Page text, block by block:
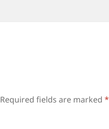
Required fields are marked*